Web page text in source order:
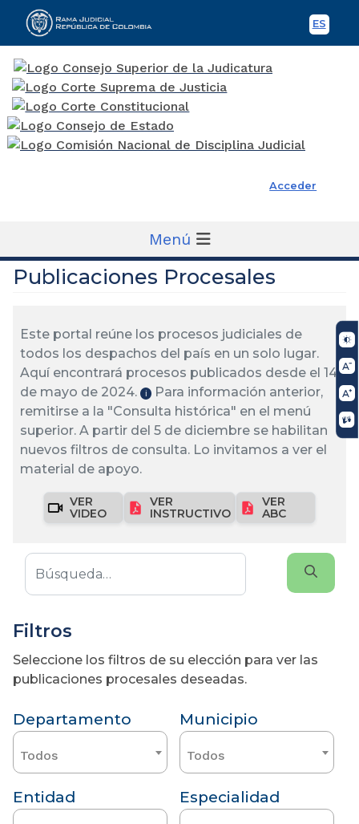
ES
Rama Judicial
Acceder
Menú
Publicaciones Procesales
Este portal reúne los procesos judiciales de
todos los despachos del país en un solo lugar.
Aquí encontrará procesos publicados desde el 14
de mayo de 2024.
ℹ️
Para información anterior,
remitirse a la "Consulta histórica" en el menú
superior. A partir del 5 de diciembre se habilitan
nuevos filtros de consulta. Lo invitamos a ver el
material de apoyo.
VER
VIDEO
VER
INSTRUCTIVO
VER
ABC
Filtros
Seleccione los filtros de su elección para ver las
publicaciones procesales deseadas.
Departamento
Todos
Municipio
Todos
Entidad Especialidad